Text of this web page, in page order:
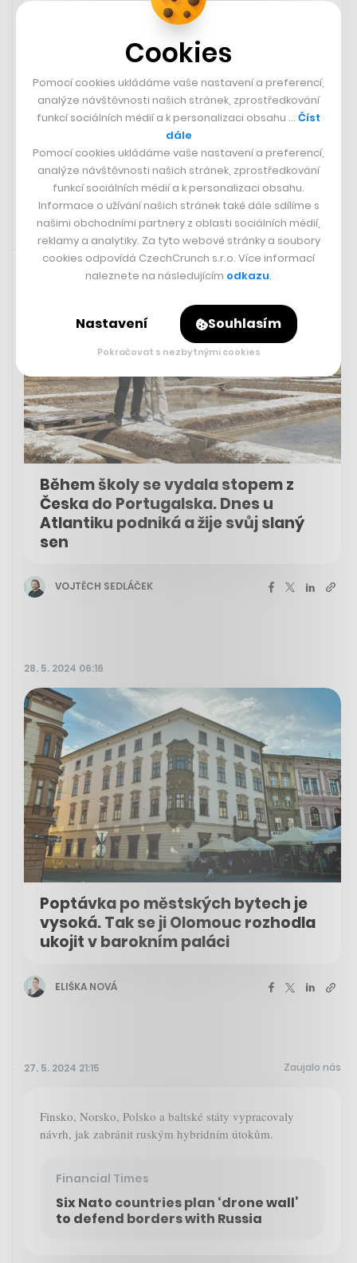
Poslanci se začnou zabývat spornými širšími změnami v
důchodech. Mimořádná schůze svolaná koaličními
zákonodárci k úvodnímu kolu debaty o vládní penzijní
novele začne dnes odpoledne. Opozice už ohlásila
dlouhá vystoupení svých zástupců. Očekává se, že
diskuse potrvá nejméně dva dny a poslanci budou jednat
ČTK
28. 5. 2024 06:36
Během školy se vydala stopem z
Česka do Portugalska. Dnes u
Atlantiku podniká a žije svůj slaný
sen
VOJTĚCH SEDLÁČEK
28. 5. 2024 06:16
Poptávka po městských bytech je
vysoká. Tak se ji Olomouc rozhodla
ukojit v barokním paláci
ELIŠKA NOVÁ
27. 5. 2024 21:15 Zaujalo nás
Finsko, Norsko, Polsko a baltské státy vypracovaly
návrh, jak zabránit ruským hybridním útokům.
Financial Times
Six Nato countries plan ‘drone wall’
to defend borders with Russia
Cookies
Pomocí cookies ukládáme vaše nastavení a preferencí,
analýze návštěvnosti našich stránek, zprostředkování
funkcí sociálních médií a k personalizaci obsahu … Číst
dále
Pomocí cookies ukládáme vaše nastavení a preferencí,
analýze návštěvnosti našich stránek, zprostředkování
funkcí sociálních médií a k personalizaci obsahu.
Informace o užívání našich stránek také dále sdílíme s
našimi obchodními partnery z oblasti sociálních médií,
reklamy a analytiky. Za tyto webové stránky a soubory
cookies odpovídá CzechCrunch s.r.o. Více informací
naleznete na následujícím odkazu.
Nastavení Souhlasím
Pokračovat s nezbytnými cookies